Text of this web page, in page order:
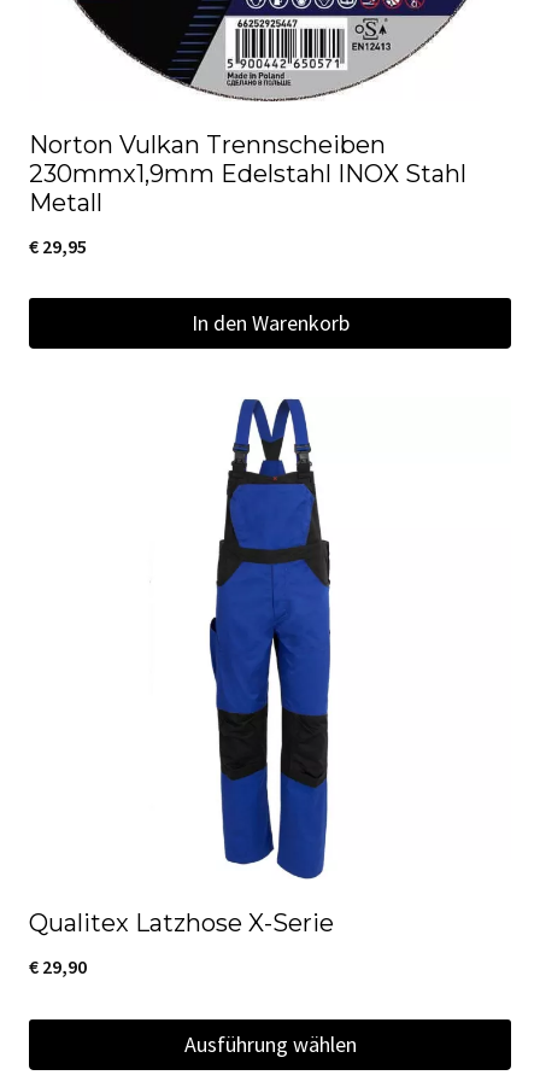
Produktseite
Norton Vulkan Trennscheiben
230mmx1,9mm Edelstahl INOX Stahl
Metall
€ 29,95
In den Warenkorb
Qualitex Latzhose X-Serie
€ 29,90
Ausführung wählen